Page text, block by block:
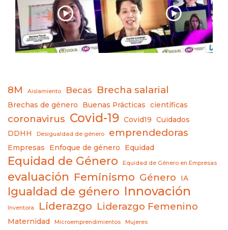
8M Aislamiento Becas Brecha salarial
Brechas de género Buenas Prácticas científicas
coronavirus Covid-19 Covid19
Cuidados
DDHH
Desigualdad de género emprendedoras
Empresas Enfoque de género Equidad
Equidad de Género Equidad de Género en Empresas
evaluación Feminismo Género IA
Igualdad de género Innovación
Inventora Liderazgo Liderazgo Femenino
Maternidad Microemprendimientos Mujeres